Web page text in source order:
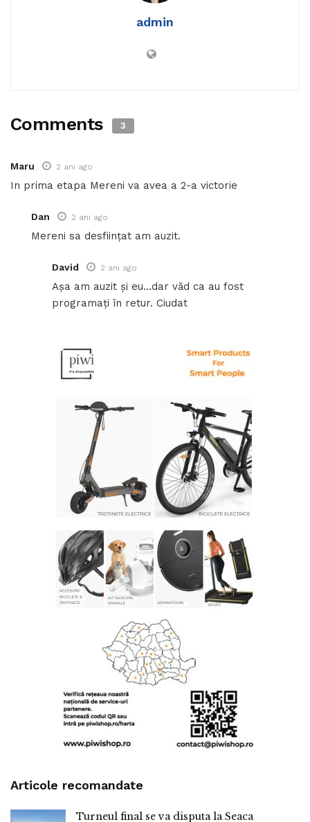
admin
Comments 3
Maru 2 ani ago
In prima etapa Mereni va avea a 2-a victorie
Dan 2 ani ago
Mereni sa desființat am auzit.
David 2 ani ago
Așa am auzit și eu…dar văd ca au fost
programați în retur. Ciudat
Articole recomandate
Turneul final se va disputa la Seaca